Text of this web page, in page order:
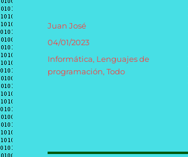
Autor
Juan José
Publicado
04/01/2023
Categorías
Informática, Lenguajes de
programación,Todo